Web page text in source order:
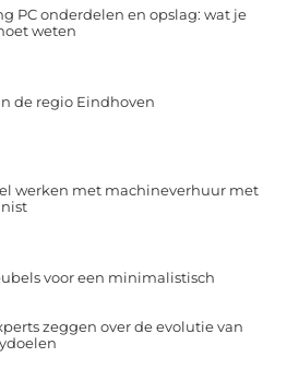
PC onderdelen en opslag: wat je
weten
de regio Eindhoven
werken met machineverhuur met
voor een minimalistisch
zeggen over de evolutie van